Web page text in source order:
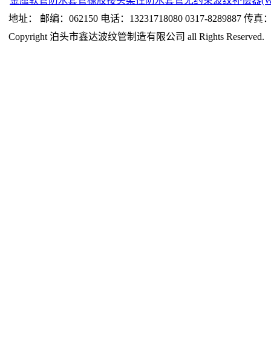
地址： 邮编：062150 电话：13231718080 0317-8289887 传真
Copyright 泊头市鑫达波纹管制造有限公司 all Rights Reserved.